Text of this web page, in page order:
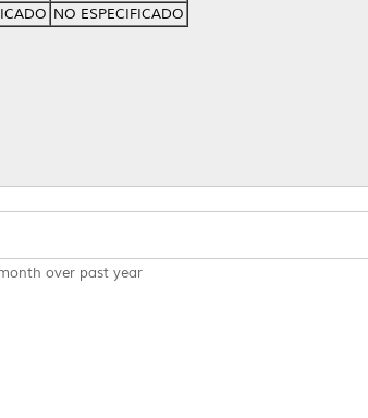
NO ESPECIFICADO
over past year